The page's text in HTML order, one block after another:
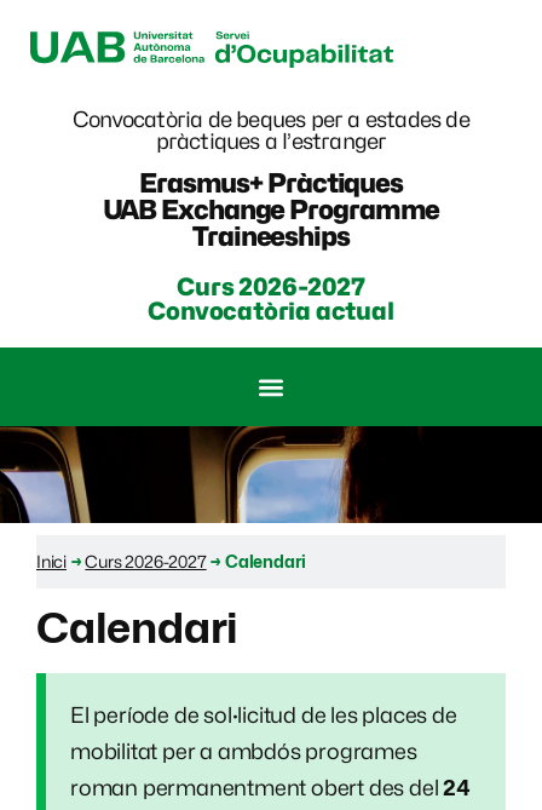
Convocatòria de beques per a estades de
pràctiques a l’estranger
Erasmus+ Pràctiques
UAB Exchange Programme
Traineeships
Curs 2026-2027
Convocatòria actual
Inici →Curs 2026-2027→Calendari
Calendari
El període de sol·licitud de les places de
mobilitat per a ambdós programes
roman permanentment obert des del24